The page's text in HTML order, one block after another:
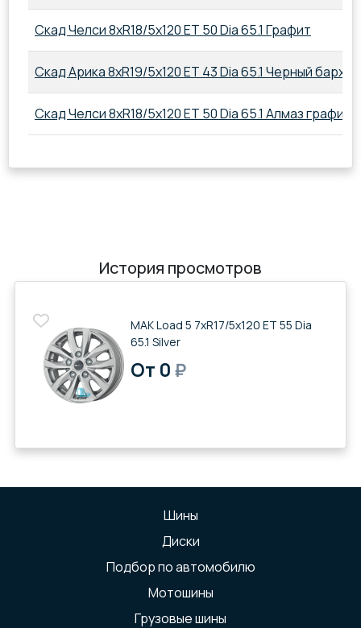
Скад Челси 8xR18/5x120 ET 50 Dia 65.1 Графит
Скад Арика 8xR19/5x120 ET 43 Dia 65.1 Черный бархат
Скад Челси 8xR18/5x120 ET 50 Dia 65.1 Алмаз графит
История просмотров
MAK Load 5 7xR17/5x120 ET 55 Dia
65.1 Silver
От 0₽
Шины
Диски
Подбор по автомобилю
Мотошины
Грузовые шины